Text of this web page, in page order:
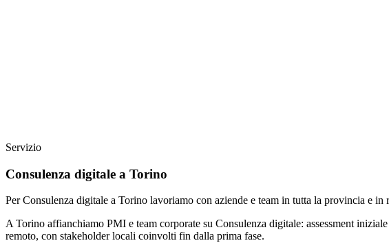
Servizio
Consulenza digitale a Torino
Per Consulenza digitale a Torino lavoriamo con aziende e team in tutta la provincia e
A Torino affianchiamo PMI e team corporate su Consulenza digitale: assessment
remoto, con stakeholder locali coinvolti fin dalla prima fase.